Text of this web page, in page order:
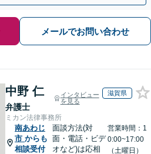
メールでお問い合わせ
中野 仁
弁護士
インタビュー
を見る
滋賀県
ミカン法律事務所
南あわじ
市 からも
相談受付
面談方法(対
面・電話・ビデ
オなど)は応相
営業時間：1
0:00~17:00
（土曜日）